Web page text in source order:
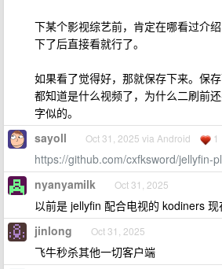
下某个影视综艺前，肯定在哪看过介
下了后直接看就行了。
如果看了觉得好，那就保存下来。保
都知道是什么视频了，为什么二刷前
字似的。
sayoll Oct 31, 2025 via Android 1
https://github.com/cxfksword/jellyfin-
nyanyamilk Oct 31, 2025
以前是 jellyfin 配合电视的 kodiners
jinlong Oct 31, 2025
飞牛秒杀其他一切客户端